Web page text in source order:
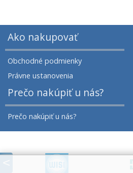
Ako nakupovať
Obchodné podmienky
Právne ustanovenia
Prečo nakúpiť u nás?
Prečo nakúpiť u nás?